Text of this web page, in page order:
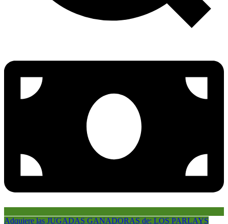
Adquiere las JUGADAS GANADORAS de: LOS PARLAYS